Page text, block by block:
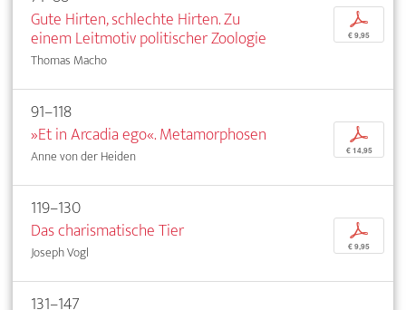
Gute Hirten, schlechte Hirten. Zu
einem Leitmotiv politischer Zoologie
Thomas Macho
p
€ 9,95
91–118
»Et in Arcadia ego«. Metamorphosen
Anne von der Heiden
p
€ 14,95
119–130
Das charismatische Tier
Joseph Vogl
p
€ 9,95
131–147